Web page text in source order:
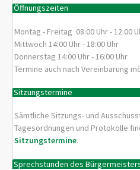
Öffnungszeiten
Montag - Freitag 08:00 Uhr - 12:00
Mittwoch 14:00 Uhr - 18:00 Uhr
Donnerstag 14:00 Uhr - 16:00 Uhr
Termine auch nach Vereinbarung
Sitzungstermine
Sämtliche Sitzungs- und
Tagesordnungen und Protokolle
Sitzungstermine.
Sprechstunden des